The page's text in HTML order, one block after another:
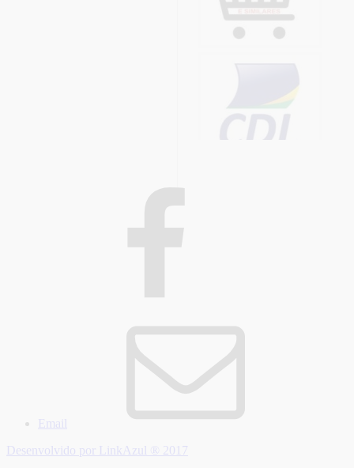
Email
Desenvolvido por LinkAzul ® 2017